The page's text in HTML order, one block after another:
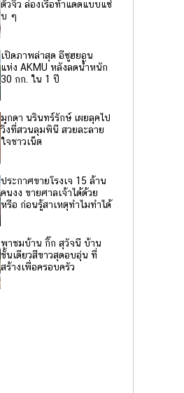
ตัวจิ๋ว ล่องเรือท้าแดดแบบแซ่
บ ๆ
เปิดภาพล่าสุด อีซูฮยอน
แห่ง AKMU หลังลดน้ำหนัก
30 กก. ใน 1 ปี
มุกดา นรินทร์รักษ์ เผยลุคไป
วิ่งที่สวนลุมพินี สวยละลาย
ใจชาวเน็ต
ประกาศขายโรงเจ 15 ล้าน
คนงง ขายศาลเจ้าได้ด้วย
หรือ ก่อนรู้สาเหตุทำไมทำได้
พาชมบ้าน กิ๊ก สุวัจนี บ้าน
ชั้นเดียวสีขาวสุดอบอุ่น ที่
สร้างเพื่อครอบครัว